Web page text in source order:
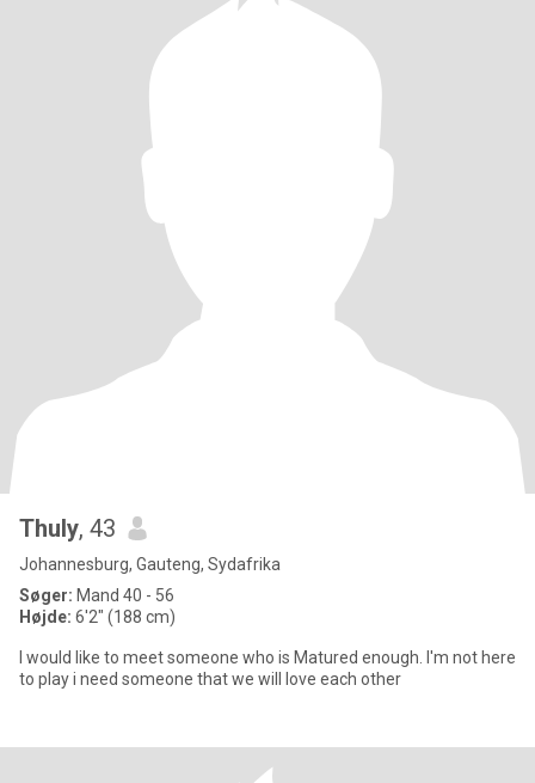
Thuly, 43
Johannesburg, Gauteng, Sydafrika
Søger: Mand 40 - 56
Højde: 6'2" (188 cm)
I would like to meet someone who is Matured enough. I'm not here
to play i need someone that we will love each other